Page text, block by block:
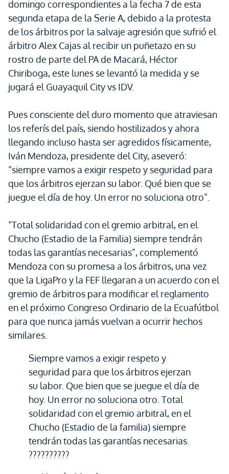
domingo correspondientes a la fecha 7 de esta
segunda etapa de la Serie A, debido a la protesta
de los árbitros por la salvaje agresión que sufrió el
árbitro Alex Cajas al recibir un puñetazo en su
rostro de parte del PA de Macará, Héctor
Chiriboga, este lunes se levantó la medida y se
jugará el Guayaquil City vs IDV.
Pues consciente del duro momento que atraviesan
los referís del país, siendo hostilizados y ahora
llegando incluso hasta ser agredidos físicamente,
Iván Mendoza, presidente del City, aseveró:
“siempre vamos a exigir respeto y seguridad para
que los árbitros ejerzan su labor. Qué bien que se
juegue el día de hoy. Un error no soluciona otro”.
“Total solidaridad con el gremio arbitral, en el
Chucho (Estadio de la Familia) siempre tendrán
todas las garantías necesarias”, complementó
Mendoza con su promesa a los árbitros, una vez
que la LigaPro y la FEF llegaran a un acuerdo con el
gremio de árbitros para modificar el reglamento
en el próximo Congreso Ordinario de la Ecuafútbol
para que nunca jamás vuelvan a ocurrir hechos
similares.
Siempre vamos a exigir respeto y
seguridad para que los árbitros ejerzan
su labor. Que bien que se juegue el día de
hoy. Un error no soluciona otro. Total
solidaridad con el gremio arbitral, en el
Chucho (Estadio de la familia) siempre
tendrán todas las garantías necesarias.
??????????